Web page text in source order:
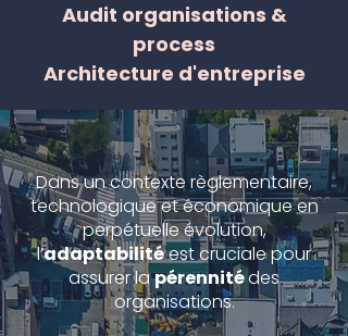
Audit organisations &
process​
Architecture d'entreprise
Dans un contexte règlementaire,
technologique et économique en
perpétuelle évolution,
l’adaptabilitéest cruciale pour
assurer lapérennitédes
organisations.​​